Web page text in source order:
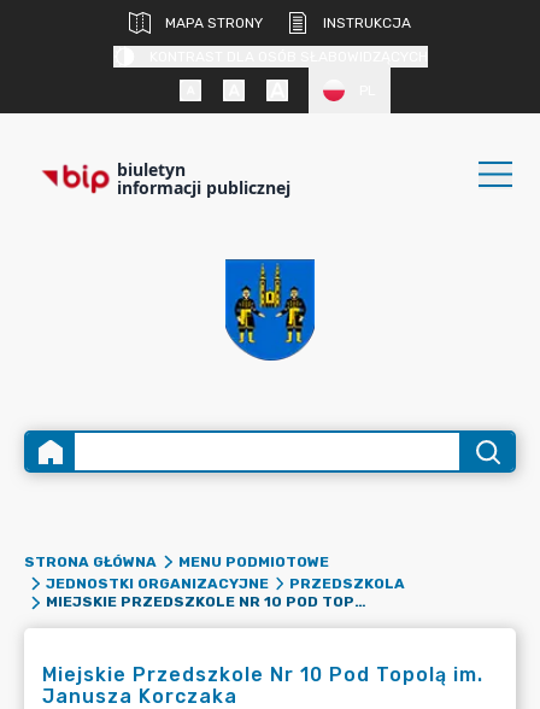
MAPA STRONY
INSTRUKCJA
biuletyn
informacji publicznej
STRONA GŁÓWNA
MENU PODMIOTOWE
JEDNOSTKI ORGANIZACYJNE
PRZEDSZKOLA
MIEJSKIE PRZEDSZKOLE NR 10 POD TOPOLĄ IM. JANUSZA KORCZAKA
Miejskie Przedszkole Nr 10 Pod Topolą im.
Janusza Korczaka